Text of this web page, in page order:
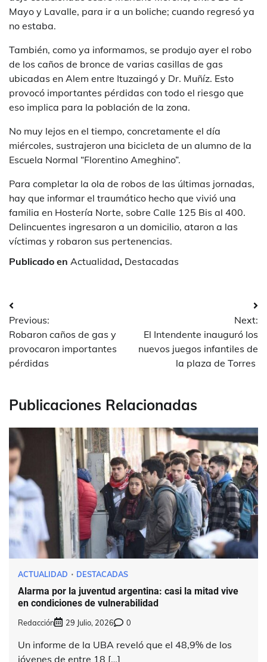
Mayo y Lavalle, para ir a un boliche; cuando regresó ya
no estaba.
También, como ya informamos, se produjo ayer el robo
de los caños de bronce de varias casillas de gas
ubicadas en Alem entre Ituzaingó y Dr. Muñíz. Esto
provocó importantes pérdidas con todo el riesgo que
eso implica para la población de la zona.
No muy lejos en el tiempo, concretamente el día
miércoles, sustrajeron una bicicleta de un alumno de la
Escuela Normal “Florentino Ameghino”.
Para completar la ola de robos de las últimas jornadas,
hay que informar el traumático hecho que vivió una
familia en Hostería Norte, sobre Calle 125 Bis al 400.
Delincuentes ingresaron a un domicilio, ataron a las
víctimas y robaron sus pertenencias.
Publicado en Actualidad, Destacadas
Navegación
de
entradas
Previous:
Robaron caños de gas y
provocaron importantes
pérdidas
Next:
El Intendente inauguró los
nuevos juegos infantiles de
la plaza de Torres
Publicaciones Relacionadas
ACTUALIDAD DESTACADAS
Alarma por la juventud argentina: casi la mitad vive
en condiciones de vulnerabilidad
Redacción 29 Julio, 2026 0
Un informe de la UBA reveló que el 48,9% de los
jóvenes de entre 18 […]